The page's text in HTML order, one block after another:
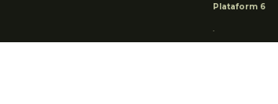
Plataform 6
.